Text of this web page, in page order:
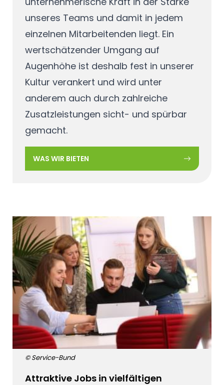
unseres Teams und damit in jedem
einzelnen Mitarbeitenden liegt. Ein
wertschätzender Umgang auf
Augenhöhe ist deshalb fest in unserer
Kultur verankert und wird unter
anderem auch durch zahlreiche
Zusatzleistungen sicht- und spürbar
gemacht.
WAS WIR BIETEN
© Service-Bund
Attraktive Jobs in vielfältigen